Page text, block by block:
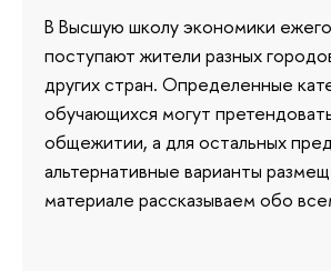
В Высшую школу экономики
поступают жители разных
других стран. Определенные
обучающихся могут
общежитии, а для остальных
альтернативные варианты
материале рассказываем обо